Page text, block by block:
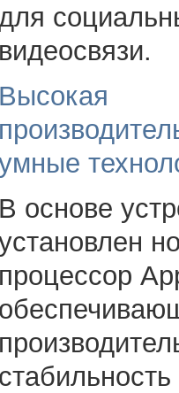
видеосвязи.
Высокая
В основе
процессор